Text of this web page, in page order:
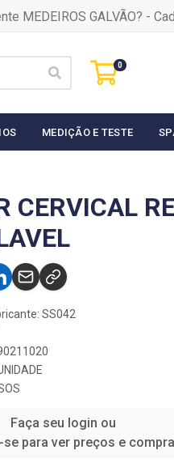
MEDEIROS GALVÃO? -
0
MEDIÇÃO E TESTE
CERVICAL
SS042
Faça seu login ou
se para ver preços e